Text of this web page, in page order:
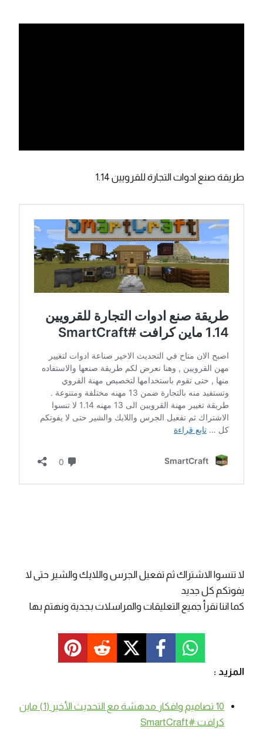
طريقة صنع ادوات التجارة للقرويين 1.14
لا تنسوا الاشتراك ثم تفعيل الجرس واللايك والشير حتى لا
يفوتكم كل جديد
كما اننا نقرأ جميع التعليقات والمراسلات بجدية ونهتم بها
المزيد :
10 تصاميم وافكار مدهشة مع التحديث الأخير (1) ماين
كرافت #SmartCraft